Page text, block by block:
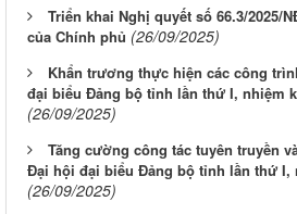
Triển khai Nghị quyết số 66.3/2025/
của Chính phủ (26/09/2025)
Khẩn trương thực hiện các công
đại biểu Đảng bộ tỉnh lần thứ I, nhiệm
(26/09/2025)
Tăng cường công tác tuyên truyền
Đại hội đại biểu Đảng bộ tỉnh lần thứ I,
(26/09/2025)